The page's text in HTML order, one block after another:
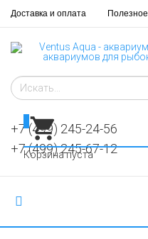
Доставка и оплата Полезное
+7 (499) 245-24-56
+7 (499) 245-67-12
Корзина пуста